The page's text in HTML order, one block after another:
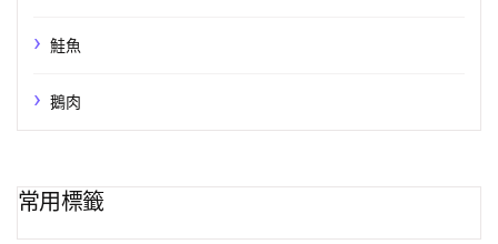
鮭魚
鵝肉
常用標籤